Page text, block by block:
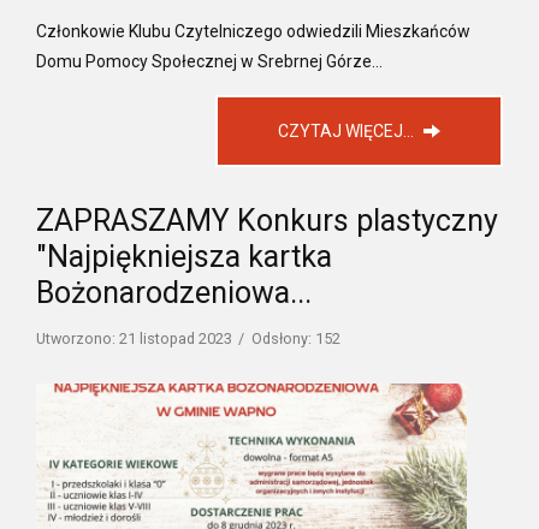
Członkowie Klubu Czytelniczego odwiedzili Mieszkańców
Domu Pomocy Społecznej w Srebrnej Górze...
CZYTAJ WIĘCEJ...
ZAPRASZAMY Konkurs plastyczny
"Najpiękniejsza kartka
Bożonarodzeniowa...
Utworzono: 21 listopad 2023 Odsłony: 152